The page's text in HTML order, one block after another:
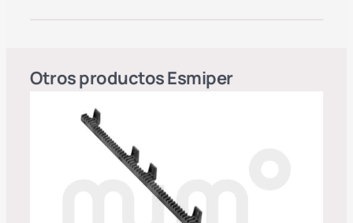
Otros productosEsmiper